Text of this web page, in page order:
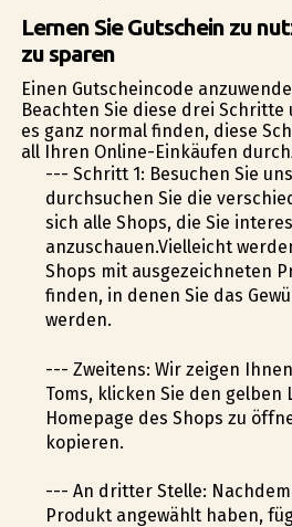
Lernen Sie Gutschein zu
zu sparen
Einen Gutscheincode
Beachten Sie diese drei Schritte
es ganz normal finden, diese
all Ihren Online-Einkäufen
--- Schritt 1: Besuchen Sie
durchsuchen Sie die
sich alle Shops, die Sie
anzuschauen.Vielleicht
Shops mit ausgezeichneten
finden, in denen Sie das
werden.
--- Zweitens: Wir zeigen
Toms, klicken Sie den gelben
Homepage des Shops zu
kopieren.
--- An dritter Stelle:
Produkt angewählt haben,